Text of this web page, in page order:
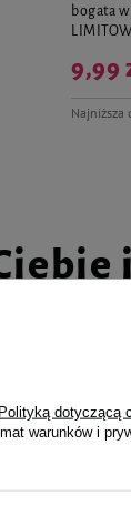
bogata
Najniższa
9,99
Mokra
bogata w
puszka
Polityką dotyczącą
warunków i